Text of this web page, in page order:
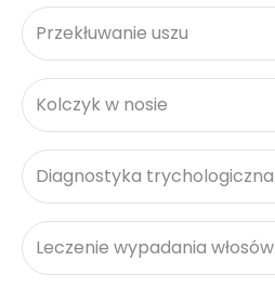
Przekłuwanie uszu
Kolczyk w nosie
Diagnostyka trychologiczna
Leczenie wypadania włosów